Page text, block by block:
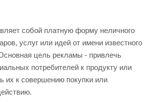
собой платную форму неличного
услуг или идей от имени известного
цель рекламы - привлечь
потребителей к продукту или
их к совершению покупки или